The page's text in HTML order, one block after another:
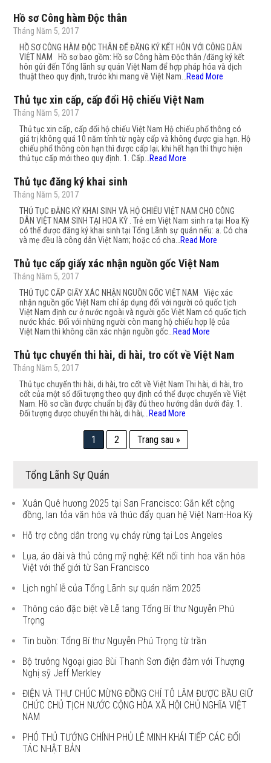
Hồ sơ Công hàm Độc thân
Tháng Năm 5, 2017
HỒ SƠ CÔNG HÀM ĐỘC THÂN ĐỂ ĐĂNG KÝ KẾT HÔN VỚI CÔNG DÂN
VIỆT NAM Hồ sơ bao gồm: Hồ sơ Công hàm Độc thân /đăng ký kết
hôn gửi đến Tổng lãnh sự quán Việt Nam để hợp pháp hóa và dịch
thuật theo quy định, trước khi mang về Việt Nam… Read More
Thủ tục xin cấp, cấp đổi Hộ chiếu Việt Nam
Tháng Năm 5, 2017
Thủ tục xin cấp, cấp đổi hộ chiếu Việt Nam Hộ chiếu phổ thông có
giá trị không quá 10 năm tính từ ngày cấp và không được gia hạn. Hộ
chiếu phổ thông còn hạn thì được cấp lại; khi hết hạn thì thực hiện
thủ tục cấp mới theo quy định. 1. Cấp… Read More
Thủ tục đăng ký khai sinh
Tháng Năm 5, 2017
THỦ TỤC ĐĂNG KÝ KHAI SINH VÀ HỘ CHIẾU VIỆT NAM CHO CÔNG
DÂN VIỆT NAM SINH TẠI HOA KỲ . Trẻ em Việt Nam sinh ra tại Hoa Kỳ
có thể được đăng ký khai sinh tại Tổng Lãnh sự quán nếu: a. Có cha
và mẹ đều là công dân Việt Nam; hoặc có cha… Read More
Thủ tục cấp giấy xác nhận nguồn gốc Việt Nam
Tháng Năm 5, 2017
THỦ TỤC CẤP GIẤY XÁC NHẬN NGUỒN GỐC VIỆT NAM Việc xác
nhận nguồn gốc Việt Nam chỉ áp dụng đối với người có quốc tịch
Việt Nam định cư ở nước ngoài và người gốc Việt Nam có quốc tịch
nước khác. Đối với những người còn mang hộ chiếu hợp lệ của
Việt Nam thì không cần xác nhận nguồn gốc… Read More
Thủ tục chuyển thi hài, di hài, tro cốt về Việt Nam
Tháng Năm 5, 2017
Thủ tục chuyển thi hài, di hài, tro cốt về Việt Nam Thi hài, di hài, tro
cốt của một số đối tượng theo quy định có thể được chuyển về Việt
Nam. Hồ sơ cần được chuẩn bị đầy đủ theo hướng dẫn dưới đây. 1.
Đối tượng được chuyển thi hài, di hài,… Read More
1 2 Trang sau »
Tổng Lãnh Sự Quán
Xuân Quê hương 2025 tại San Francisco: Gắn kết cộng
đồng, lan tỏa văn hóa và thúc đẩy quan hệ Việt Nam-Hoa Kỳ
Hỗ trợ công dân trong vụ cháy rừng tại Los Angeles
Lụa, áo dài và thủ công mỹ nghệ: Kết nối tinh hoa văn hóa
Việt với thế giới từ San Francisco
Lịch nghỉ lễ của Tổng Lãnh sự quán năm 2025
Thông cáo đặc biệt về Lễ tang Tổng Bí thư Nguyễn Phú
Trọng
Tin buồn: Tổng Bí thư Nguyễn Phú Trọng từ trần
Bộ trưởng Ngoại giao Bùi Thanh Sơn điện đàm với Thượng
Nghị sỹ Jeff Merkley
ĐIỆN VÀ THƯ CHÚC MỪNG ĐỒNG CHÍ TÔ LÂM ĐƯỢC BẦU GIỮ
CHỨC CHỦ TỊCH NƯỚC CỘNG HÒA XÃ HỘI CHỦ NGHĨA VIỆT
NAM
PHÓ THỦ TƯỚNG CHÍNH PHỦ LÊ MINH KHÁI TIẾP CÁC ĐỐI
TÁC NHẬT BẢN